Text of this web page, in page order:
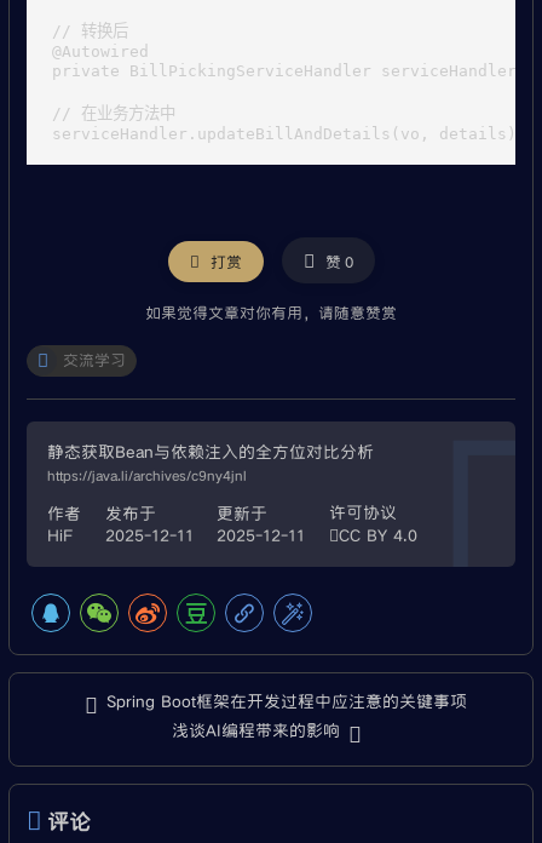
// 转换后
@Autowired
private BillPickingServiceHandler serviceHandler;
// 在业务方法中
打赏 赞 0
如果觉得文章对你有用，请随意赞赏
交流学习
静态获取Bean与依赖注入的全方位对比分析
https://java.li/archives/c9ny4jnl
作者
HiF
发布于
2025-12-11
更新于
2025-12-11
许可协议
CC BY 4.0
Spring Boot框架在开发过程中应注意的关键事项
浅谈AI编程带来的影响
评论